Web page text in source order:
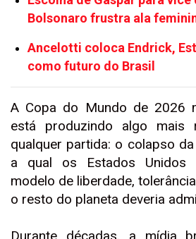
Bolsonaro frustra ala
Ancelotti coloca Endrick,
como futuro do Brasil
A Copa do Mundo de 2026
está produzindo algo mais
qualquer partida: o colapso
a qual os Estados Unidos
modelo de liberdade,
o resto do planeta deveria
Durante décadas, a mídia